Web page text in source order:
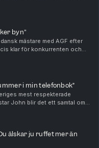
som byter form, men
byn"
mästare med AGF efter
klar för konkurrenten och
gästar John för ett samtal
i min telefonbok”
mest respekterade
John blir det ett samtal om
fotboll som berättelse och
älskar ju ruffet mer än